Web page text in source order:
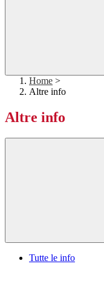
Home >
Altre info
Altre info
Tutte le info